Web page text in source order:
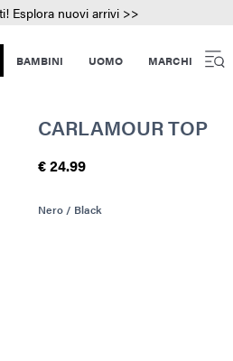
Esplora nuovi arrivi >>
BAMBINI UOMO MARCHI
CARLAMOUR TOP
€ 24.99
Nero / Black